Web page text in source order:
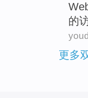
的
更多